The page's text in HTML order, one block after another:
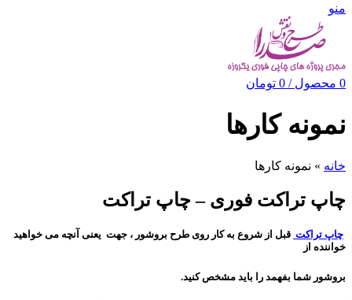
منو
0 محصول /
0 تومان
نمونه کارها
خانه » نمونه کارها
چاپ تراکت فوری – چاپ تراکت
چاپ تراکت قبل از شروع به کار روی طرح بروشور ، جهت یعنی آنچه می خواهید
خواننده از
بروشور شما بفهمد را باید مشخص کنید.